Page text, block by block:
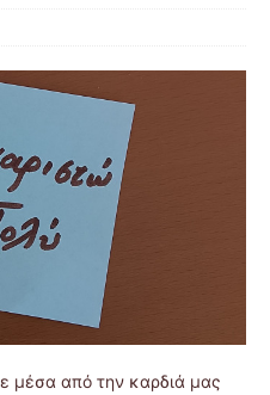
μέσα από την καρδιά μας